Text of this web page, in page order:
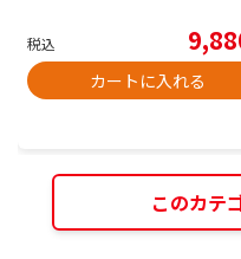
税込
カートに入れる
このカテ